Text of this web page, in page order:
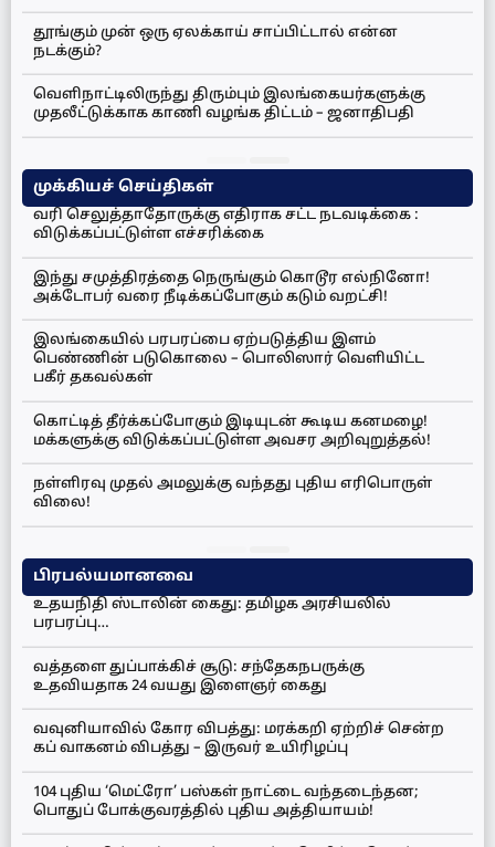
தூங்கும் முன் ஒரு ஏலக்காய் சாப்பிட்டால் என்ன
நடக்கும்?
வெளிநாட்டிலிருந்து திரும்பும் இலங்கையர்களுக்கு
முதலீட்டுக்காக காணி வழங்க திட்டம் – ஜனாதிபதி
முக்கியச் செய்திகள்
வரி செலுத்தாதோருக்கு எதிராக சட்ட நடவடிக்கை :
விடுக்கப்பட்டுள்ள எச்சரிக்கை
இந்து சமுத்திரத்தை நெருங்கும் கொடூர எல்நினோ!
அக்டோபர் வரை நீடிக்கப்போகும் கடும் வறட்சி!
இலங்கையில் பரபரப்பை ஏற்படுத்திய இளம்
பெண்ணின் படுகொலை – பொலிஸார் வெளியிட்ட
பகீர் தகவல்கள்
கொட்டித் தீர்க்கப்போகும் இடியுடன் கூடிய கனமழை!
மக்களுக்கு விடுக்கப்பட்டுள்ள அவசர அறிவுறுத்தல்!
நள்ளிரவு முதல் அமலுக்கு வந்தது புதிய எரிபொருள்
விலை!
பிரபல்யமானவை
உதயநிதி ஸ்டாலின் கைது: தமிழக அரசியலில்
பரபரப்பு…
வத்தளை துப்பாக்கிச் சூடு: சந்தேகநபருக்கு
உதவியதாக 24 வயது இளைஞர் கைது
வவுனியாவில் கோர விபத்து: மரக்கறி ஏற்றிச் சென்ற
கப் வாகனம் விபத்து – இருவர் உயிரிழப்பு
104 புதிய ‘மெட்ரோ’ பஸ்கள் நாட்டை வந்தடைந்தன;
பொதுப் போக்குவரத்தில் புதிய அத்தியாயம்!